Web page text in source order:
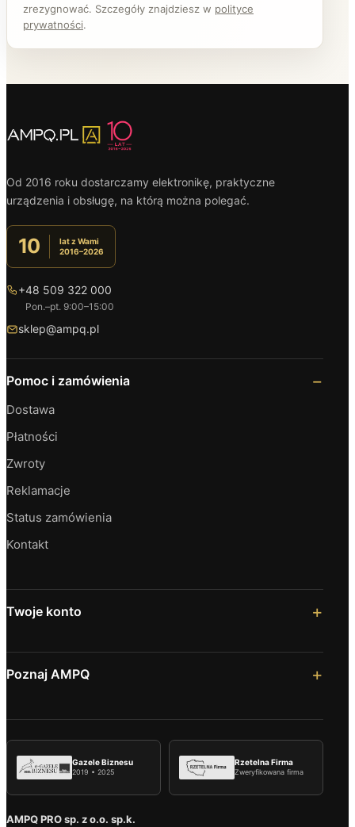
zrezygnować. Szczegóły znajdziesz w polityce
prywatności.
Od 2016 roku dostarczamy elektronikę, praktyczne
urządzenia i obsługę, na którą można polegać.
10
lat z Wami
2016–2026
+48 509 322 000
Pon.–pt. 9:00–15:00
sklep@ampq.pl
Pomoc i zamówienia
Dostawa
Płatności
Zwroty
Reklamacje
Status zamówienia
Kontakt
Twoje konto
Poznaj AMPQ
Gazele Biznesu
2019 • 2025
Rzetelna Firma
Zweryfikowana firma
AMPQ PRO sp. z o.o. sp.k.